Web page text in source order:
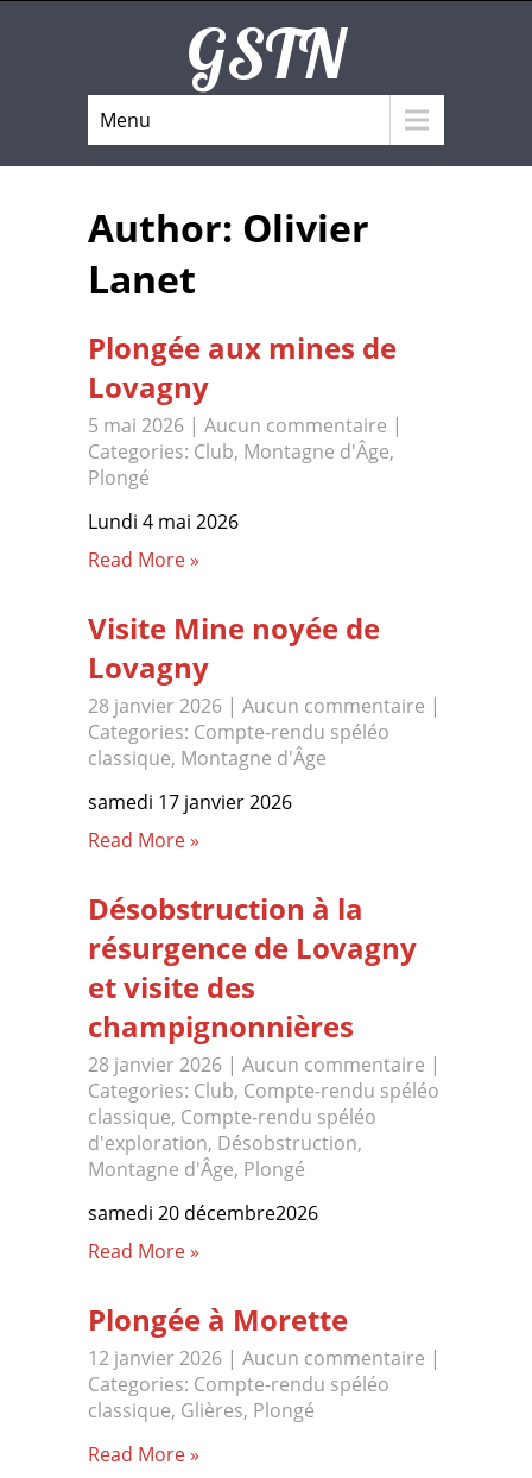
GSTN
Menu
Author: Olivier
Lanet
Plongée aux mines de
Lovagny
5 mai 2026 | Aucun commentaire |
Categories: Club, Montagne d'Âge,
Plongé
Lundi 4 mai 2026
Read More »
Visite Mine noyée de
Lovagny
28 janvier 2026 | Aucun commentaire |
Categories: Compte-rendu spéléo
classique, Montagne d'Âge
samedi 17 janvier 2026
Read More »
Désobstruction à la
résurgence de Lovagny
et visite des
champignonnières
28 janvier 2026 | Aucun commentaire |
Categories: Club, Compte-rendu spéléo
classique, Compte-rendu spéléo
d'exploration, Désobstruction,
Montagne d'Âge, Plongé
samedi 20 décembre2026
Read More »
Plongée à Morette
12 janvier 2026 | Aucun commentaire |
Categories: Compte-rendu spéléo
classique, Glières, Plongé
Read More »